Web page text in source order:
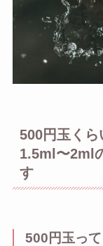
500円玉くら
1.5ml〜2ml
す
500円玉っ